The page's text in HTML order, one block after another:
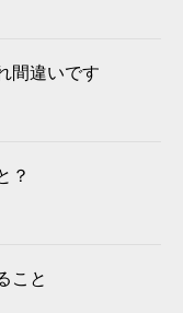
間違いです
？
こと